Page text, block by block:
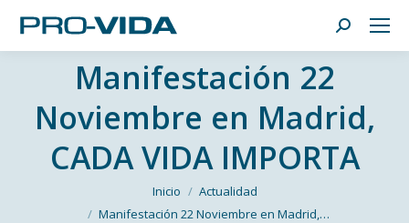
Buscar:
Manifestación 22
Noviembre en Madrid,
CADA VIDA IMPORTA
Inicio
Actualidad
Manifestación 22 Noviembre en Madrid,…